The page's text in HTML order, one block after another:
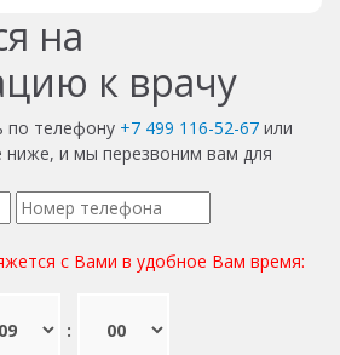
на
к врачу
по телефону +7 499 116-52-67 или
ниже, и мы перезвоним вам для
с Вами в удобное Вам время:
: